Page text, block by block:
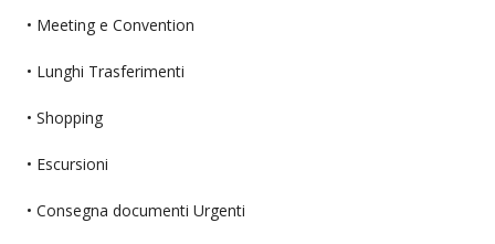
• Meeting e Convention
• Lunghi Trasferimenti
• Shopping
• Escursioni
• Consegna documenti Urgenti